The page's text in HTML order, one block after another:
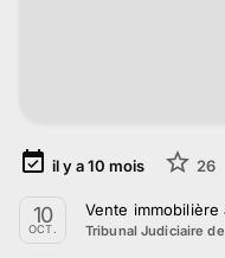
il y a10 mois 26
10
OCT.
Vente
Tribunal Judiciaire de